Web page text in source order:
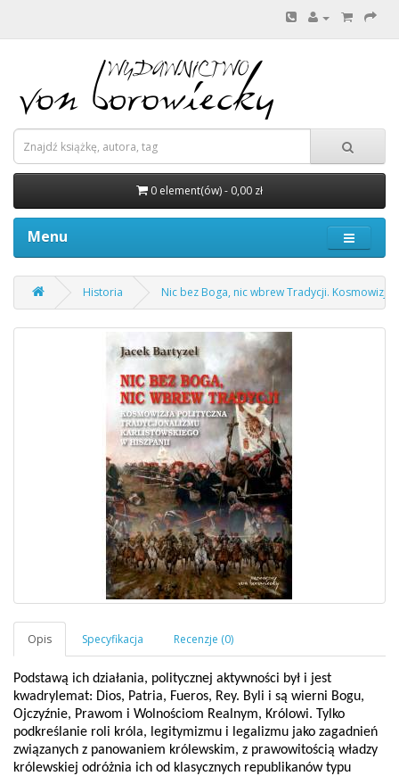
0 element(ów) - 0,00 zł
Menu
Historia Nic bez Boga, nic wbrew Tradycji.
Podstawą ich działania, politycznej aktywności był i jest
kwadrylemat: Dios, Patria, Fueros, Rey. Byli i są wierni Bogu,
Ojczyźnie, Prawom i Wolnościom Realnym, Królowi. Tylko
podkreślanie roli króla, legitymizmu i legalizmu jako zagadnień
związanych z panowaniem królewskim, z prawowitością władzy
królewskiej odróżnia ich od klasycznych republikanów typu